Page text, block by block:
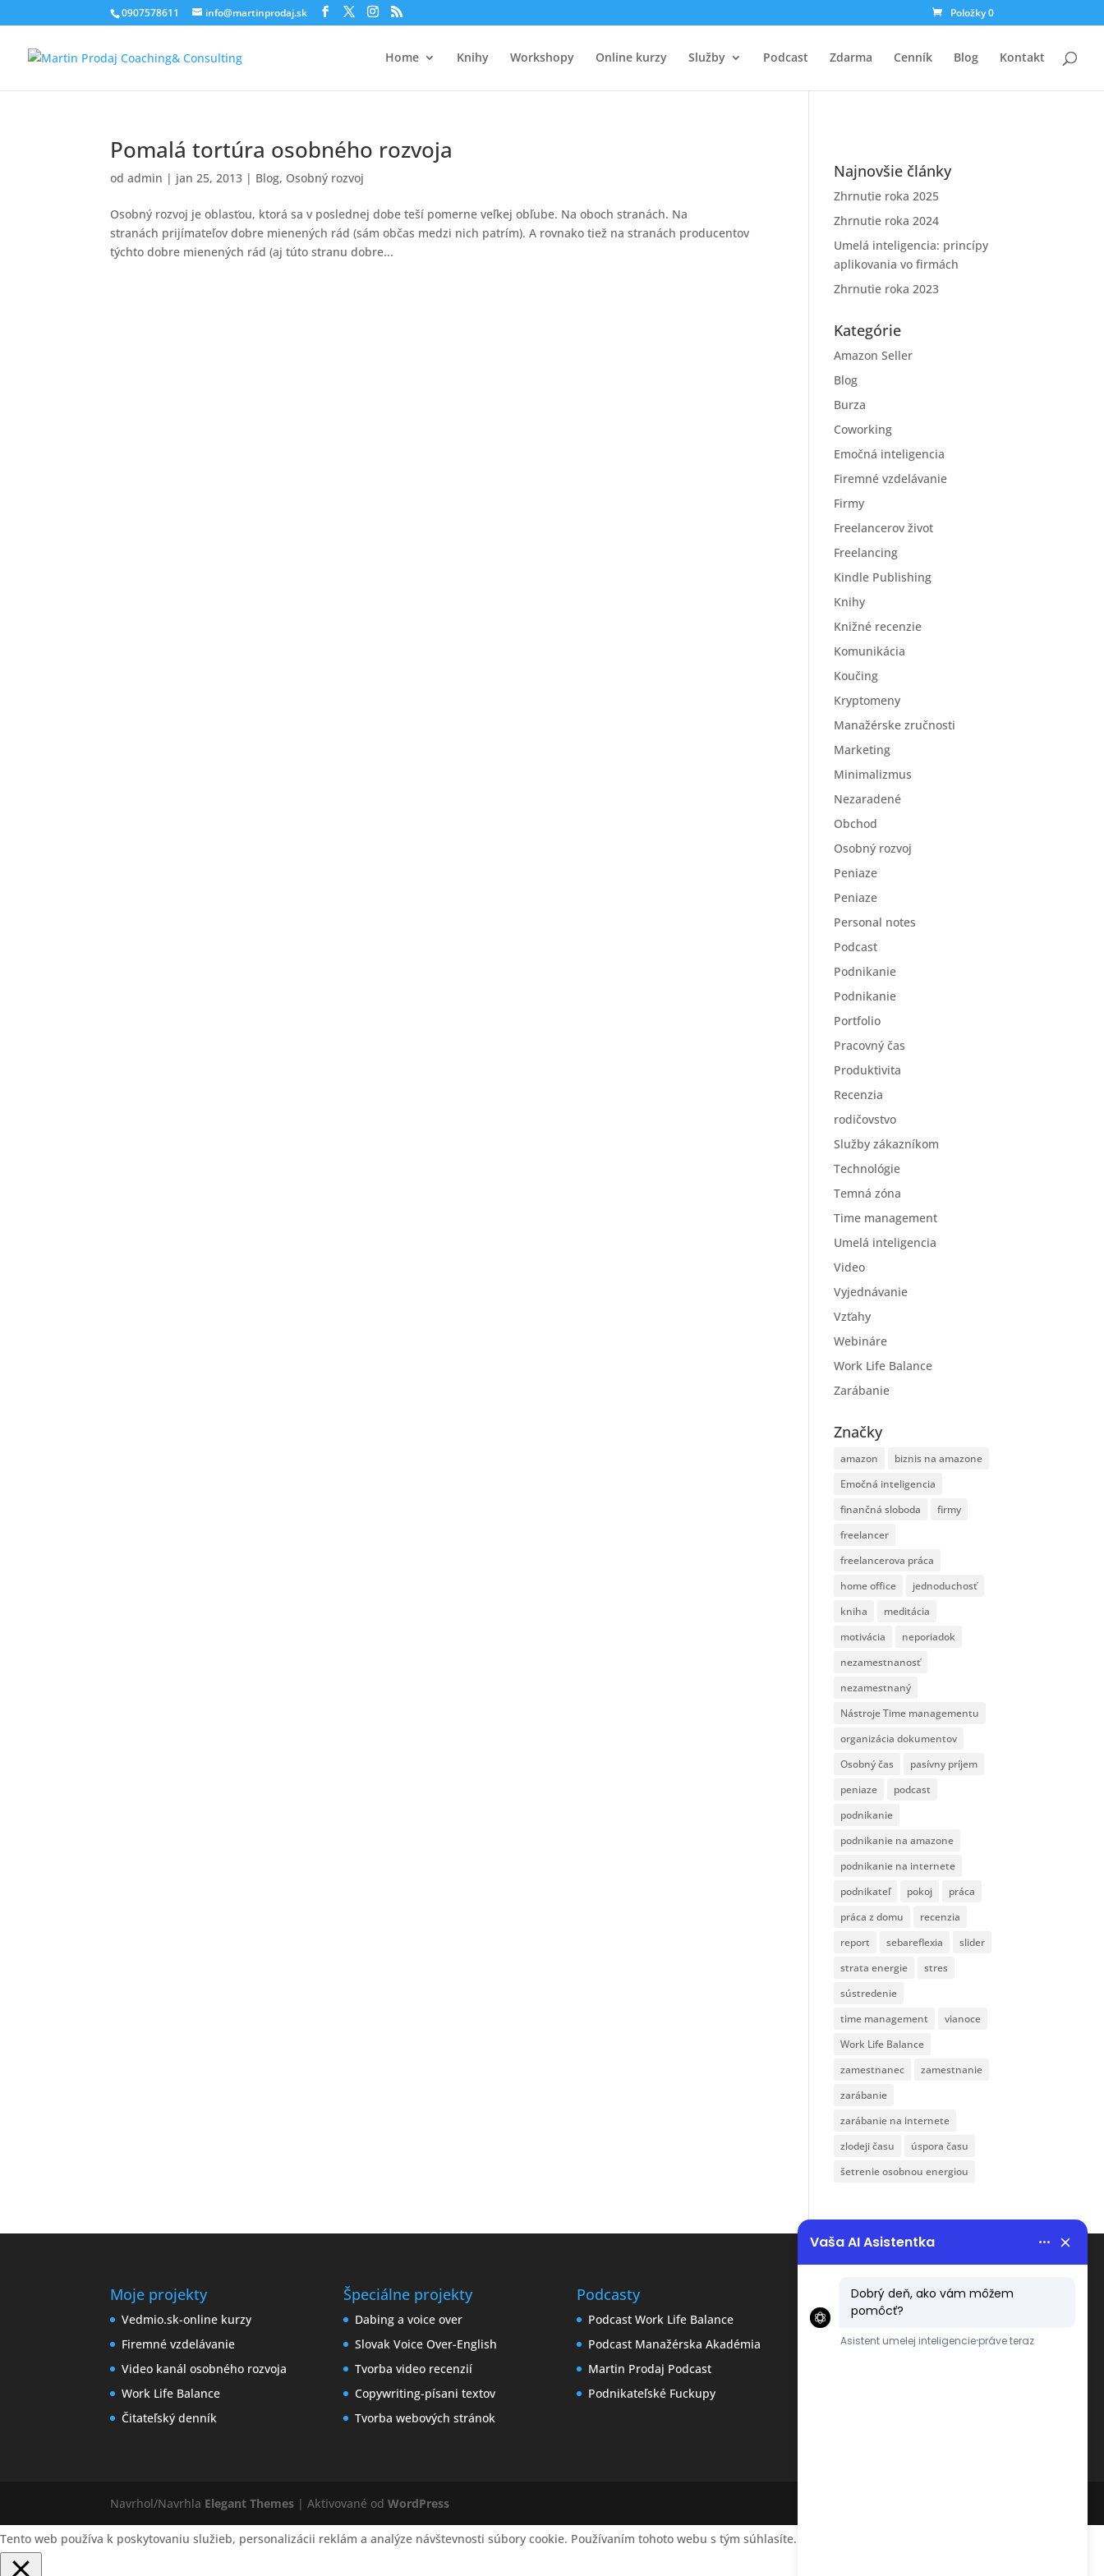
0907578611 info@martinprodaj.sk Položky 0
Home Knihy Workshopy Online kurzy Služby Podcast Zdarma Cenník Blog Kontakt
Pomalá tortúra osobného rozvoja
odadmin | jan 25, 2013 | Blog, Osobný rozvoj
Osobný rozvoj je oblasťou, ktorá sa v poslednej dobe teší pomerne veľkej obľube. Na oboch stranách. Na
stranách prijímateľov dobre mienených rád (sám občas medzi nich patrím). A rovnako tiež na stranách producentov
týchto dobre mienených rád (aj túto stranu dobre...
Najnovšie články
Zhrnutie roka 2025
Zhrnutie roka 2024
Umelá inteligencia: princípy
aplikovania vo firmách
Zhrnutie roka 2023
Kategórie
Amazon Seller
Blog
Burza
Coworking
Emočná inteligencia
Firemné vzdelávanie
Firmy
Freelancerov život
Freelancing
Kindle Publishing
Knihy
Knižné recenzie
Komunikácia
Koučing
Kryptomeny
Manažérske zručnosti
Marketing
Minimalizmus
Nezaradené
Obchod
Osobný rozvoj
Peniaze
Peniaze
Personal notes
Podcast
Podnikanie
Podnikanie
Portfolio
Pracovný čas
Produktivita
Recenzia
rodičovstvo
Služby zákazníkom
Technológie
Temná zóna
Time management
Umelá inteligencia
Video
Vyjednávanie
Vzťahy
Webináre
Work Life Balance
Zarábanie
Značky
amazon
biznis na amazone
Emočná inteligencia
finančná sloboda
firmy
freelancer
freelancerova práca
home office
jednoduchosť
kniha
meditácia
motivácia
neporiadok
nezamestnanosť
nezamestnaný
Nástroje Time managementu
organizácia dokumentov
Osobný čas
pasívny príjem
peniaze
podcast
podnikanie
podnikanie na amazone
podnikanie na internete
podnikateľ
pokoj
práca
práca z domu
recenzia
report
sebareflexia
slider
strata energie
stres
sústredenie
time management
vianoce
Work Life Balance
zamestnanec
zamestnanie
zarábanie
zarábanie na internete
zlodeji času
úspora času
šetrenie osobnou energiou
Moje projekty
Vedmio.sk-online kurzy
Firemné vzdelávanie
Video kanál osobného rozvoja
Work Life Balance
Čitateľský denník
Špeciálne projekty
Dabing a voice over
Slovak Voice Over-English
Tvorba video recenzií
Copywriting-písani textov
Tvorba webových stránok
Podcasty
Podcast Work Life Balance
Podcast Manažérska Akadémia
Martin Prodaj Podcast
Podnikateľské Fuckupy
Obchodné podmienky
Ochrana osobných údajov
Navrhol/Navrhla Elegant Themes | Aktivované odWordPress
Tento web používa k poskytovaniu služieb, personalizácii reklám a analýze návštevnosti súbory cookie. Používaním tohoto webu s tým súhlasíte.